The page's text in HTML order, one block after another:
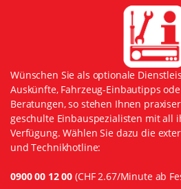
Wünschen Sie als optionale
Auskünfte, Fahrzeug-Einbautipps
Beratungen, so stehen Ihnen
geschulte Einbauspezialisten mit all
Verfügung. Wählen Sie dazu die
und Technikhotline:
0900 00 12 00 (CHF 2.67/Minute ab